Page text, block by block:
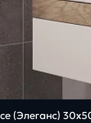
(Элеганс)